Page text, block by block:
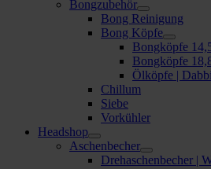
Bongzubehör
Bong Reinigung
Bong Köpfe
Bongköpfe
Bongköpfe
Ölköpfe |
Chillum
Siebe
Vorkühler
Headshop
Aschenbecher
Drehaschenbecher |